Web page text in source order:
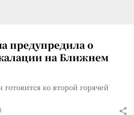
предупредила о
на Ближнем
ко второй горячей